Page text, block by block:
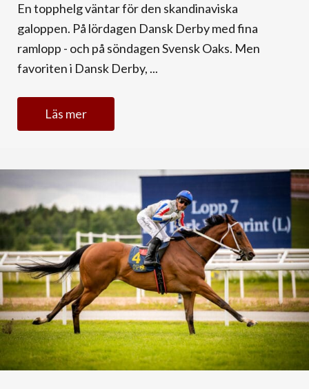
En topphelg väntar för den skandinaviska
galoppen. På lördagen Dansk Derby med fina
ramlopp - och på söndagen Svensk Oaks. Men
favoriten i Dansk Derby, ...
Läs mer